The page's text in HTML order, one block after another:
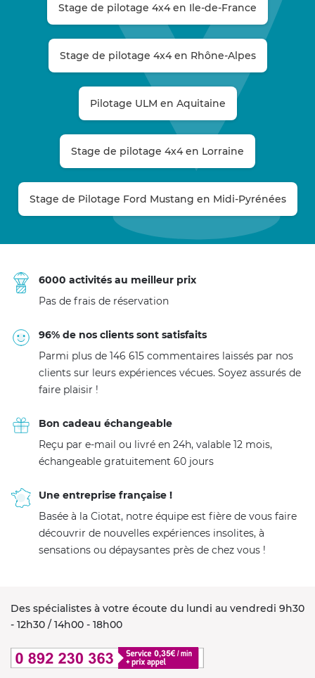
Stage de pilotage 4x4 en Ile-de-France
Stage de pilotage 4x4 en Rhône-Alpes
Pilotage ULM en Aquitaine
Stage de pilotage 4x4 en Lorraine
Stage de Pilotage Ford Mustang en Midi-Pyrénées
6000 activités au meilleur prix
Pas de frais de réservation
96% de nos clients sont satisfaits
Parmi plus de 146 615 commentaires laissés par nos
clients sur leurs expériences vécues. Soyez assurés de
faire plaisir !
Bon cadeau échangeable
Reçu par e-mail ou livré en 24h, valable 12 mois,
échangeable gratuitement 60 jours
Une entreprise française !
Basée à la Ciotat, notre équipe est fière de vous faire
découvrir de nouvelles expériences insolites, à
sensations ou dépaysantes près de chez vous !
Des spécialistes à votre écoute du lundi au vendredi 9h30
- 12h30 / 14h00 - 18h00